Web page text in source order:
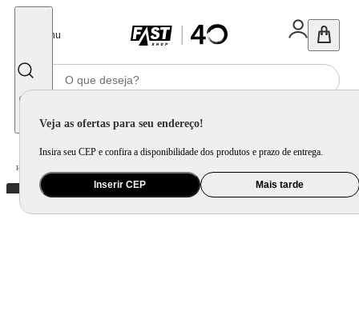
Menu
Veja as ofertas para seu endereço!
Insira seu CEP e confira a disponibilidade dos produtos e prazo de entrega.
Inserir CEP Mais tarde
Home